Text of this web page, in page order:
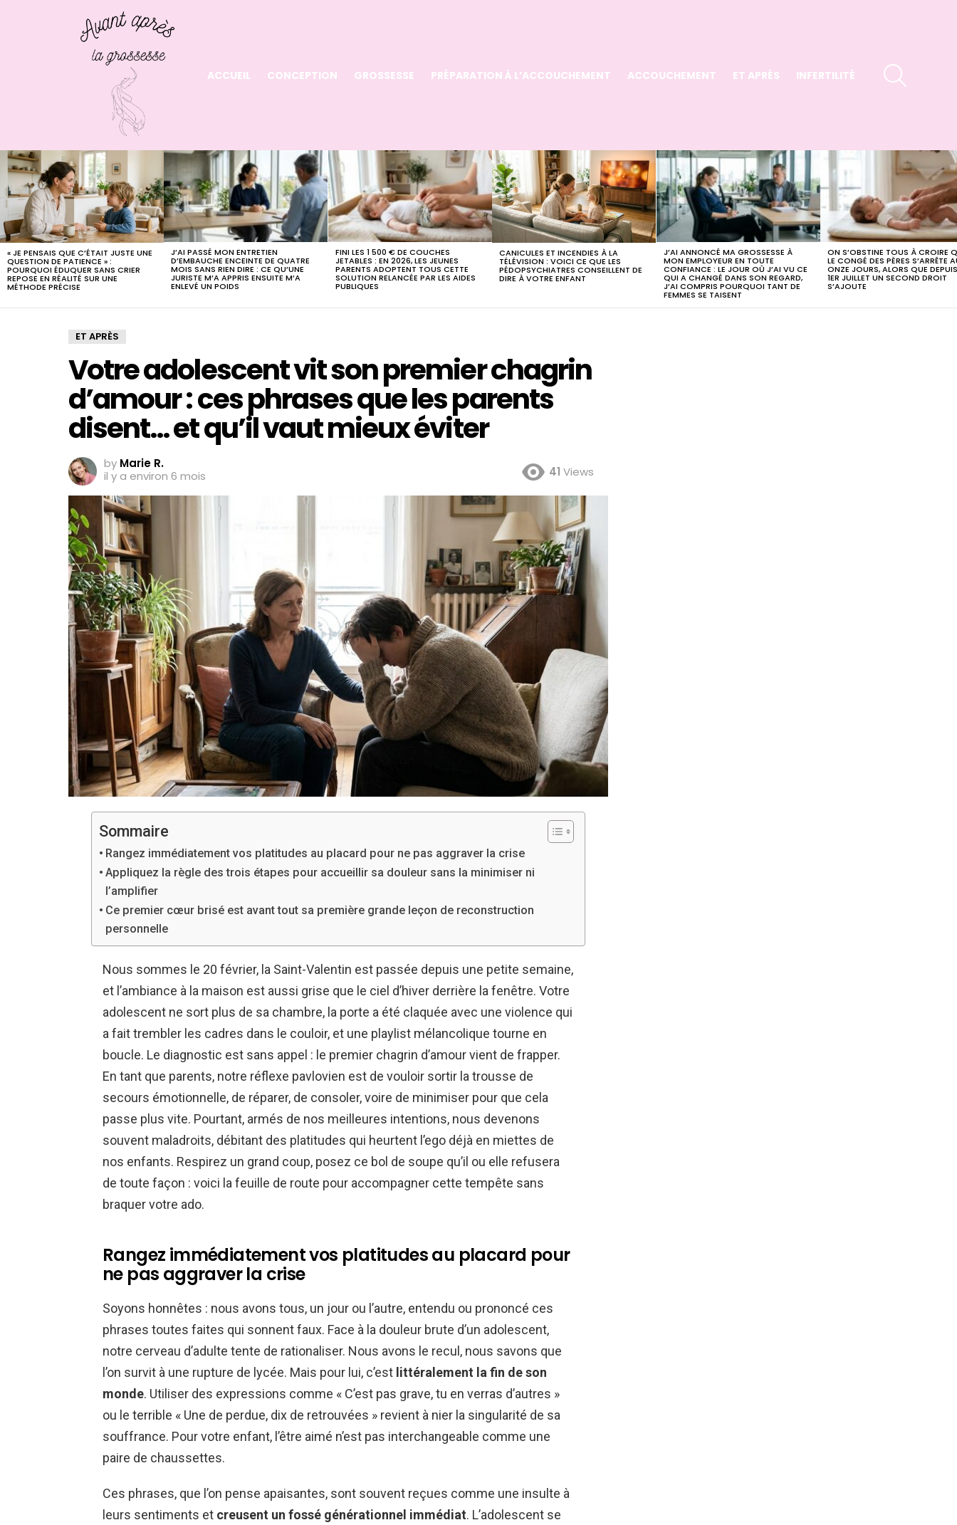
ACCUEIL CONCEPTION GROSSESSE PRÉPARATION À L’ACCOUCHEMENT ACCOUCHEMENT ET APRÈS INFERTILITÉ
LATEST
STORIES
« JE PENSAIS QUE C’ÉTAIT JUSTE UNE
QUESTION DE PATIENCE » :
POURQUOI ÉDUQUER SANS CRIER
REPOSE EN RÉALITÉ SUR UNE
MÉTHODE PRÉCISE
J’AI PASSÉ MON ENTRETIEN
D’EMBAUCHE ENCEINTE DE QUATRE
MOIS SANS RIEN DIRE : CE QU’UNE
JURISTE M’A APPRIS ENSUITE M’A
ENLEVÉ UN POIDS
FINI LES 1 500 € DE COUCHES
JETABLES : EN 2026, LES JEUNES
PARENTS ADOPTENT TOUS CETTE
SOLUTION RELANCÉE PAR LES AIDES
PUBLIQUES
CANICULES ET INCENDIES À LA
TÉLÉVISION : VOICI CE QUE LES
PÉDOPSYCHIATRES CONSEILLENT DE
DIRE À VOTRE ENFANT
J’AI ANNONCÉ MA GROSSESSE À
MON EMPLOYEUR EN TOUTE
CONFIANCE : LE JOUR OÙ J’AI VU CE
QUI A CHANGÉ DANS SON REGARD,
J’AI COMPRIS POURQUOI TANT DE
FEMMES SE TAISENT
ON S’OBSTINE TOUS À CROIRE
LE CONGÉ DES PÈRES S’ARRÊTE
ONZE JOURS, ALORS QUE
1ER JUILLET UN SECOND DROIT
S’AJOUTE
ET APRÈS
Votre adolescent vit son premier chagrin
d’amour : ces phrases que les parents
disent… et qu’il vaut mieux éviter
by Marie R.
il y a environ 6 mois
41 Views
Sommaire
Rangez immédiatement vos platitudes au placard pour ne pas aggraver la crise
Appliquez la règle des trois étapes pour accueillir sa douleur sans la minimiser ni
l’amplifier
Ce premier cœur brisé est avant tout sa première grande leçon de reconstruction
personnelle
Nous sommes le 20 février, la Saint-Valentin est passée depuis une petite semaine,
et l’ambiance à la maison est aussi grise que le ciel d’hiver derrière la fenêtre. Votre
adolescent ne sort plus de sa chambre, la porte a été claquée avec une violence qui
a fait trembler les cadres dans le couloir, et une playlist mélancolique tourne en
boucle. Le diagnostic est sans appel : le premier chagrin d’amour vient de frapper.
En tant que parents, notre réflexe pavlovien est de vouloir sortir la trousse de
secours émotionnelle, de réparer, de consoler, voire de minimiser pour que cela
passe plus vite. Pourtant, armés de nos meilleures intentions, nous devenons
souvent maladroits, débitant des platitudes qui heurtent l’ego déjà en miettes de
nos enfants. Respirez un grand coup, posez ce bol de soupe qu’il ou elle refusera
de toute façon : voici la feuille de route pour accompagner cette tempête sans
braquer votre ado.
Rangez immédiatement vos platitudes au placard pour
ne pas aggraver la crise
Soyons honnêtes : nous avons tous, un jour ou l’autre, entendu ou prononcé ces
phrases toutes faites qui sonnent faux. Face à la douleur brute d’un adolescent,
notre cerveau d’adulte tente de rationaliser. Nous avons le recul, nous savons que
l’on survit à une rupture de lycée. Mais pour lui, c’est littéralement la fin de son
monde. Utiliser des expressions comme « C’est pas grave, tu en verras d’autres »
ou le terrible « Une de perdue, dix de retrouvées » revient à nier la singularité de sa
souffrance. Pour votre enfant, l’être aimé n’est pas interchangeable comme une
paire de chaussettes.
Ces phrases, que l’on pense apaisantes, sont souvent reçues comme une insulte à
leurs sentiments et creusent un fossé générationnel immédiat. L’adolescent se